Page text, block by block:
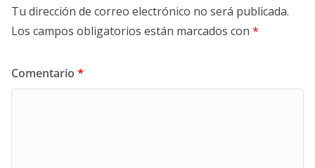
Tu dirección de correo electrónico no será publicada.
Los campos obligatorios están marcados con *
Comentario *